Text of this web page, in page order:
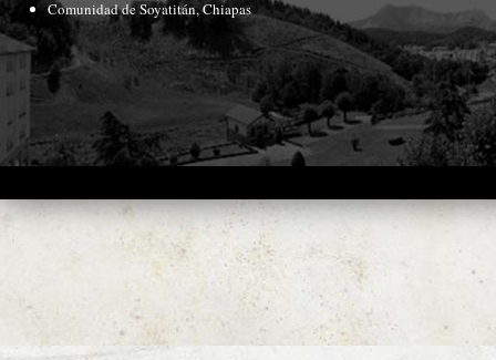
Comunidad de Soyatitán, Chiapas